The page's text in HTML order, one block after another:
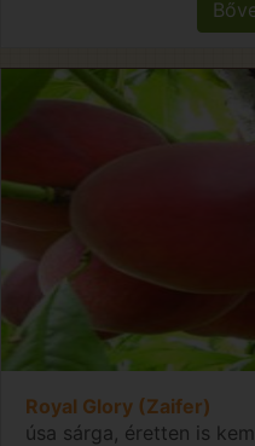
Royal Glory (Zaifer)
úsa sárga, éretten is